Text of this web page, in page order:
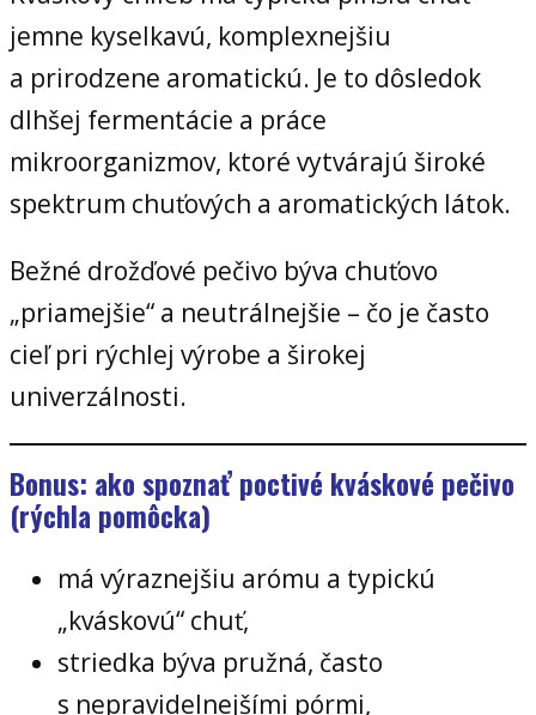
jemne kyselkavú, komplexnejšiu
a prirodzene aromatickú. Je to dôsledok
dlhšej fermentácie a práce
mikroorganizmov, ktoré vytvárajú široké
spektrum chuťových a aromatických látok.
Bežné drožďové pečivo býva chuťovo
„priamejšie“ a neutrálnejšie – čo je často
cieľ pri rýchlej výrobe a širokej
univerzálnosti.
Bonus: ako spoznať poctivé kváskové pečivo
(rýchla pomôcka)
má výraznejšiu arómu a typickú
„kváskovú“ chuť,
striedka býva pružná, často
s nepravidelnejšími pórmi,